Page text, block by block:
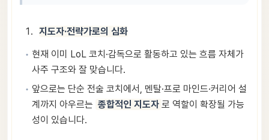
지도자·전략가로의 심화
현재 이미 LoL 코치·감독으로 활동하고 있는 흐름 자체가
사주 구조와 잘 맞습니다.
앞으로는 단순 전술 코치에서, 멘탈·프로 마인드·커리어 설
계까지 아우르는 종합적인 지도자 로 역할이 확장될 가능
성이 있습니다.